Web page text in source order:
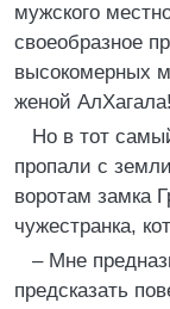
мужского
своеобразное
высокомерных
женой
Но в тот
пропали с
воротам замка
чужестранка,
– Мне
предсказать